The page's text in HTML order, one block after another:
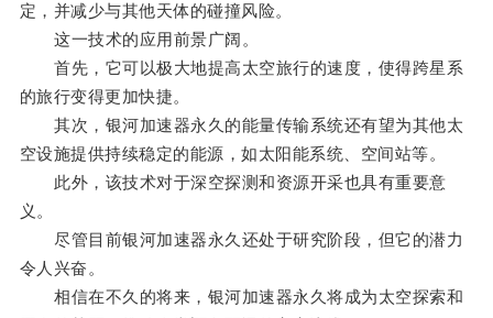
定，并减少与其他天体的碰撞风险。
这一技术的应用前景广阔。
首先，它可以极大地提高太空旅行的速度，使得跨星系
的旅行变得更加快捷。
其次，银河加速器永久的能量传输系统还有望为其他太
空设施提供持续稳定的能源，如太阳能系统、空间站等。
此外，该技术对于深空探测和资源开采也具有重要意
义。
尽管目前银河加速器永久还处于研究阶段，但它的潜力
令人兴奋。
相信在不久的将来，银河加速器永久将成为太空探索和